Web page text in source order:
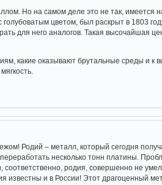
Но на самом деле это не так, имеется
цветом, был раскрыт в 1803
для него аналогов. Такая высочайшая
какие оказывают брутальные среды и к
Родий – металл, который сегодня
несколько тонн платины.
родия, совершенно не
известны и в России! Этот драгоценный